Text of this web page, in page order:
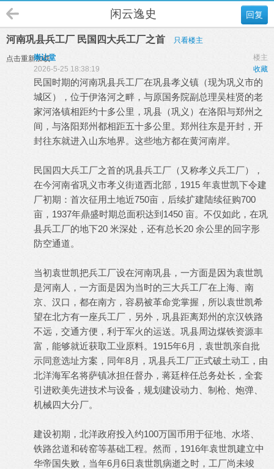
回复
闲云逸史
河南巩县兵工厂 民国四大兵工厂之首 只看楼主
点击重新加载 楼主
崇让堂
收藏
2026-5-25 18:38:19
民国时期的河南巩县兵工厂在巩县孝义镇（现为巩义市的
城区），位于伊洛河之畔，与原国务院副总理吴桂贤的老
家河洛镇相距约十多公里，巩县（巩义）在洛阳与郑州之
间，与洛阳郑州都相距五十多公里。郑州往东是开封，开
封往东就进入山东地界。这些地方都在黄河南岸。
民国四大兵工厂之首的巩县兵工厂（又称孝义兵工厂），
在今河南省巩义市孝义街道西北部，1915 年袁世凯下令建
厂初期：首次征用土地近750亩，后续扩建陆续征购700
亩，1937年鼎盛时期总面积达到1450 亩。不仅如此，在巩
县兵工厂的地下20 米深处，还有总长20 余公里的回字形
防空通道。
当初袁世凯把兵工厂设在河南巩县，一方面是因为袁世凯
是河南人，一方面是因为当时的三大兵工厂在上海、南
京、汉口，都在南方，容易被革命党掌握，所以袁世凯希
望在北方有一座兵工厂，另外，巩县距离郑州的京汉铁路
不远，交通方便，利于军火的运送。巩县周边煤铁资源丰
富，能够就近获取工业原料。1915年6月，袁世凯亲自批
示同意选址方案，同年8月，巩县兵工厂正式破土动工，由
北洋海军名将萨镇冰担任督办，蒋廷梓任总务处长，全套
引进欧美先进技术与设备，规划建设动力、制枪、炮弹、
机械四大分厂。
建设初期，北洋政府投入约100万国币用于征地、水塔、
铁路岔道和砖窑等基础工程。然而，1916年袁世凯建立中
华帝国失败，当年6月6日袁世凯病逝之时，工厂尚未竣